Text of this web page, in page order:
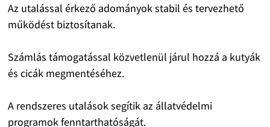
Az utalással érkező adományok stabil és tervezhető
működést biztosítanak.
Számlás támogatással közvetlenül járul hozzá a kutyák
és cicák megmentéséhez.
A rendszeres utalások segítik az állatvédelmi
programok fenntarthatóságát.